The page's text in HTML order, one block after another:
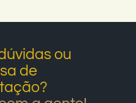
ou
de